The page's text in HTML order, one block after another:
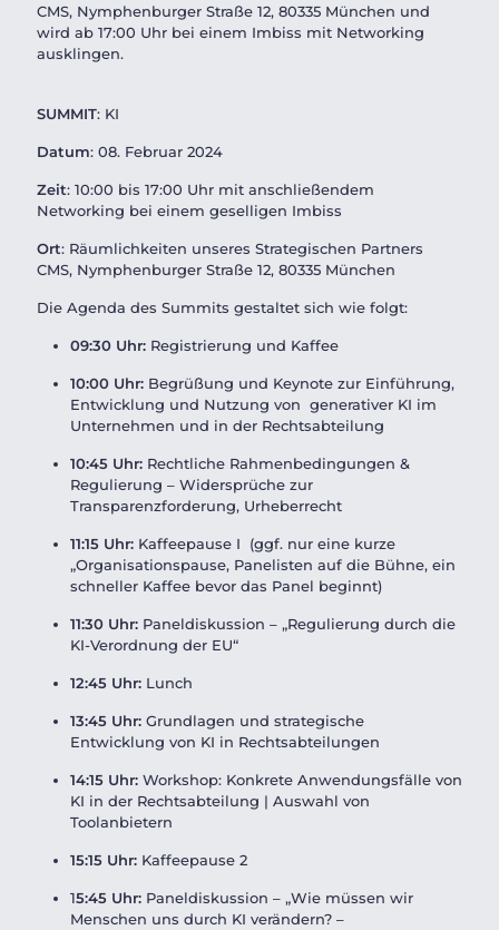
CMS, Nymphenburger Straße 12, 80335 München und
wird ab 17:00 Uhr bei einem Imbiss mit Networking
ausklingen.
SUMMIT: KI
Datum: 08. Februar 2024
Zeit: 10:00 bis 17:00 Uhr mit anschließendem
Networking bei einem geselligen Imbiss
Ort: Räumlichkeiten unseres Strategischen Partners
CMS, Nymphenburger Straße 12, 80335 München
Die Agenda des Summits gestaltet sich wie folgt:
09:30 Uhr: Registrierung und Kaffee
10:00 Uhr: Begrüßung und Keynote zur Einführung,
Entwicklung und Nutzung von generativer KI im
Unternehmen und in der Rechtsabteilung
10:45 Uhr: Rechtliche Rahmenbedingungen &
Regulierung – Widersprüche zur
Transparenzforderung, Urheberrecht
11:15 Uhr: Kaffeepause I (ggf. nur eine kurze
„Organisationspause, Panelisten auf die Bühne, ein
schneller Kaffee bevor das Panel beginnt)
11:30 Uhr: Paneldiskussion – „Regulierung durch die
KI-Verordnung der EU“
12:45 Uhr: Lunch
13:45 Uhr: Grundlagen und strategische
Entwicklung von KI in Rechtsabteilungen
14:15 Uhr: Workshop: Konkrete Anwendungsfälle von
KI in der Rechtsabteilung | Auswahl von
Toolanbietern
15:15 Uhr: Kaffeepause 2
15:45 Uhr: Paneldiskussion – „Wie müssen wir
Menschen uns durch KI verändern? –